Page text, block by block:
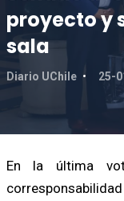
proyecto y
sala
Diario UChile 25-
En la última